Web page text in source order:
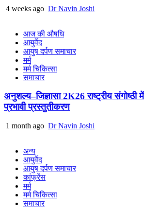
4 weeks ago Dr Navin Joshi
आज की औषधि
आयुर्वेद
आयुष दर्पण समाचार
मर्म
मर्म चिकित्सा
समाचार
अनुशल्य–जिज्ञासा 2K26 राष्ट्रीय संगोष्ठी
प्रभावी प्रस्तुतीकरण
1 month ago Dr Navin Joshi
अन्य
आयुर्वेद
आयुष दर्पण समाचार
कांफ्रेंस
मर्म
मर्म चिकित्सा
समाचार